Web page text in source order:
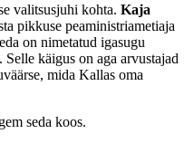
valitsusjuhi kohta. Kaja
pikkuse peaministriametiaja
on nimetatud igasugu
Selle käigus on aga arvustajad
mida Kallas oma
seda koos.